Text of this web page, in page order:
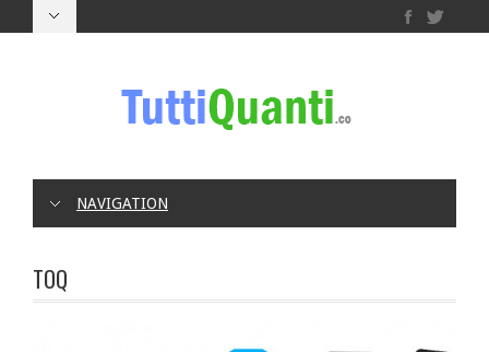
NAVIGATION
TOQ